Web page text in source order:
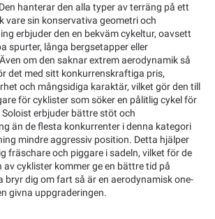
hanterar den alla typer av terräng på ett
vare sin konservativa geometri och
erbjuder den en bekväm cykeltur, oavsett
spurter, långa bergsetapper eller
om den saknar extrem aerodynamik så
det med sitt konkurrenskraftiga pris,
och mångsidiga karaktär, vilket gör den till
för cyklister som söker en pålitlig cykel för
erbjuder bättre stöt och
än de flesta konkurrenter i denna kategori
mindre aggressiv position. Detta hjälper
fräschare och piggare i sadeln, vilket för de
cyklister kommer ge en bättre tid på
bryr dig om fart så är en aerodynamisk one-
givna uppgraderingen.